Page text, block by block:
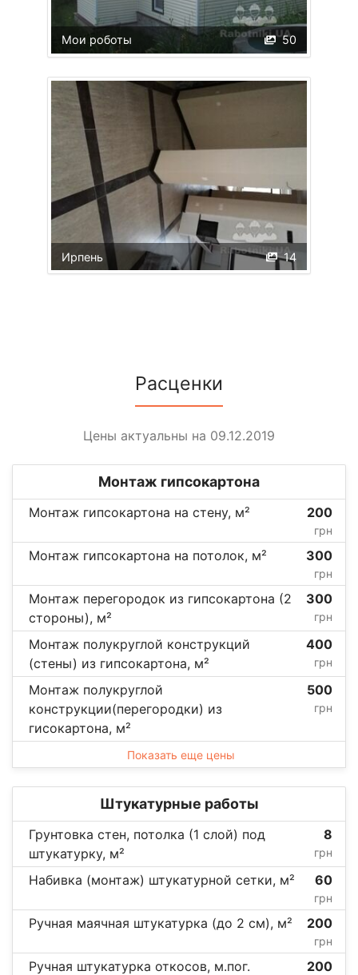
50
Мои роботы
14
Ирпень
Расценки
Цены актуальны на 09.12.2019
Монтаж гипсокартона
Монтаж гипсокартона на стену, м² 200
грн
Монтаж гипсокартона на потолок, м² 300
грн
Монтаж перегородок из гипсокартона (2
стороны), м²
300
грн
Монтаж полукруглой конструкций
(стены) из гипсокартона, м²
400
грн
Монтаж полукруглой
конструкции(перегородки) из
гисокартона, м²
500
грн
Показать еще цены
Штукатурные работы
Грунтовка стен, потолка (1 слой) под
штукатурку, м²
8
грн
Набивка (монтаж) штукатурной сетки, м² 60
грн
Ручная маячная штукатурка (до 2 см), м² 200
грн
Ручная штукатурка откосов, м.пог. 200